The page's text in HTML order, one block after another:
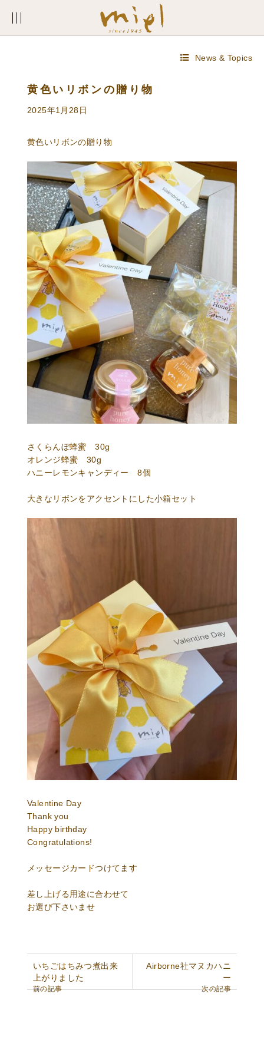
News & Topics
黄色いリボンの贈り物
2025年1月28日
黄色いリボンの贈り物
さくらんぼ蜂蜜 30g
オレンジ蜂蜜 30g
ハニーレモンキャンディー 8個
大きなリボンをアクセントにした小箱セット
Valentine Day
Thank you
Happy birthday
Congratulations!
メッセージカードつけてます
差し上げる用途に合わせて
お選び下さいませ
いちごはちみつ煮出来
上がりました
前の記事
Airborne社マヌカハニ
ー
次の記事